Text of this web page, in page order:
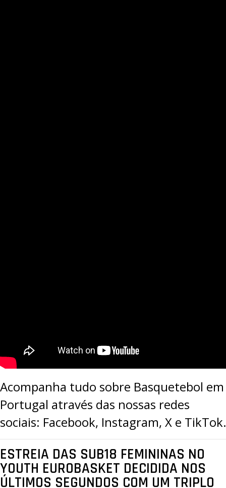
Acompanha tudo sobre Basquetebol em
Portugal através das nossas redes
sociais: Facebook, Instagram, X e TikTok.
ESTREIA DAS SUB18 FEMININAS NO
YOUTH EUROBASKET DECIDIDA NOS
ÚLTIMOS SEGUNDOS COM UM TRIPLO